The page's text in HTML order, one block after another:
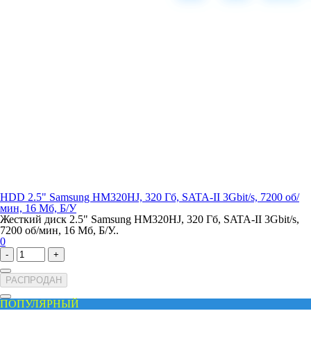
HDD 2.5" Samsung HM320HJ, 320 Гб, SATA-II 3Gbit/s, 7200 об/
мин, 16 Мб, Б/У
Жесткий диск 2.5" Samsung HM320HJ, 320 Гб, SATA-II 3Gbit/s,
7200 об/мин, 16 Мб, Б/У..
0
- +
РАСПРОДАН
ПОПУЛЯРНЫЙ